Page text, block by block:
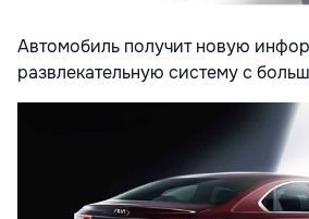
Автомобиль получит новую
развлекательную систему с